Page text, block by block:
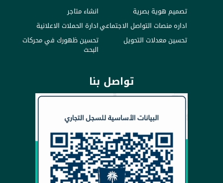
انشاء متاجر
تصميم هوية بصرية
ادارة الحملات الاعلانيةاداره منصات التواصل الاجتماعي
تحسين ظهورك في محركات
البحث
تحسين معدلات التحويل
تواصل بنا